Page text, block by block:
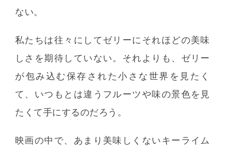
ない。
私たちは往々にしてゼリーにそれほどの美味
しさを期待していない。それよりも、ゼリー
が包み込む保存された小さな世界を見たく
て、いつもとは違うフルーツや味の景色を見
たくて手にするのだろう。
映画の中で、あまり美味しくないキーライム